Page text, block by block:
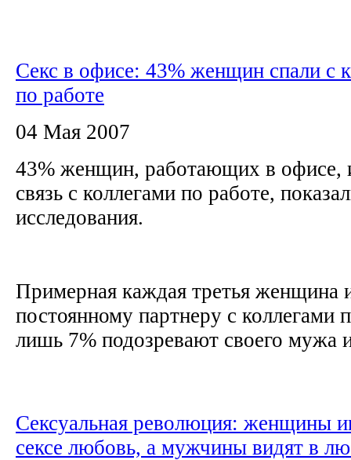
Секс в офисе: 43% женщин спали с
по работе
04 Мая 2007
43% женщин, работающих в офисе,
связь с коллегами по работе,
исследования.
Примерная каждая третья женщина
постоянному партнеру с коллегами
лишь 7% подозревают своего мужа
Сексуальная революция: женщины
сексе любовь, а мужчины видят в